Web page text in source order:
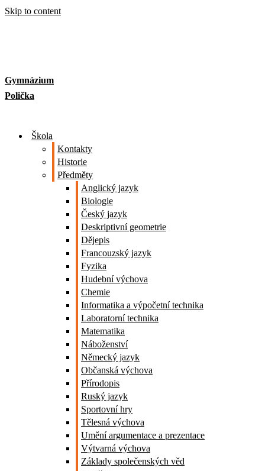
Skip to content
Gymnázium
Polička
Škola
Kontakty
Historie
Předměty
Anglický jazyk
Biologie
Český jazyk
Deskriptivní geometrie
Dějepis
Francouzský jazyk
Fyzika
Hudební výchova
Chemie
Informatika a výpočetní technika
Laboratorní technika
Matematika
Náboženství
Německý jazyk
Občanská výchova
Přírodopis
Ruský jazyk
Sportovní hry
Tělesná výchova
Umění argumentace a prezentace
Výtvarná výchova
Základy společenských věd